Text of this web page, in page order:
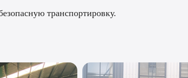
транспортировку.